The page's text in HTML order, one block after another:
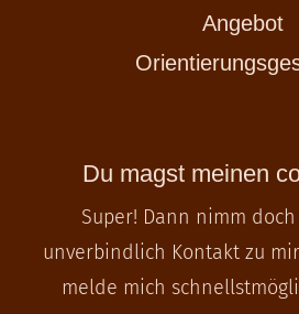
Angebot
Du magst meinen
Super! Dann nimm
unverbindlich Kontakt zu
melde mich